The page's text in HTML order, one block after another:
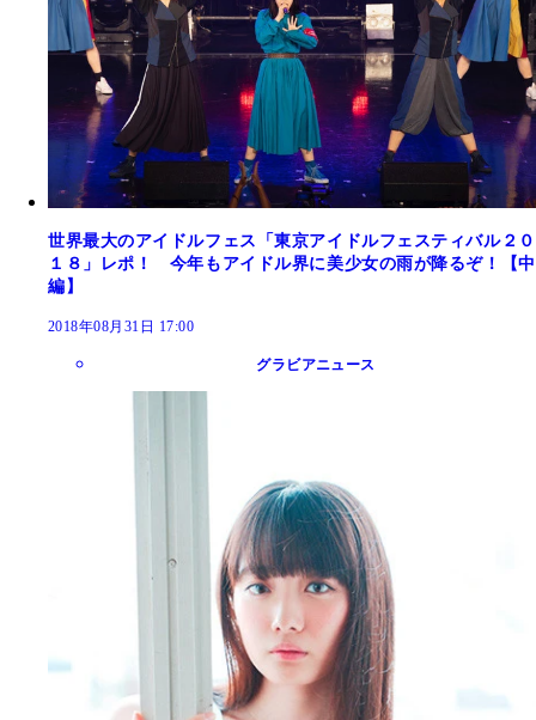
世界最大のアイドルフェス「東京アイドルフェスティバル２０
１８」レポ！ 今年もアイドル界に美少女の雨が降るぞ！【中
編】
2018年08月31日 17:00
グラビアニュース